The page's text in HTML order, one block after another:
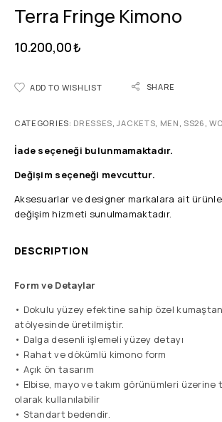
Terra Fringe Kimono
10.200,00₺
ADD TO WISHLIST SHARE
CATEGORIES: DRESSES,JACKETS, MEN , SS26 ,
İade seçeneği bulunmamaktadır.
Değişim seçeneği mevcuttur.
Aksesuarlar ve designer markalara ait
değişim hizmeti sunulmamaktadır.
DESCRIPTION
Form ve Detaylar
• Dokulu yüzey efektine sahip özel
atölyesinde üretilmiştir.
• Dalga desenli işlemeli yüzey detayı
• Rahat ve dökümlü kimono form
• Açık ön tasarım
• Elbise, mayo ve takım görünümleri üzerine
olarak kullanılabilir
• Standart bedendir.